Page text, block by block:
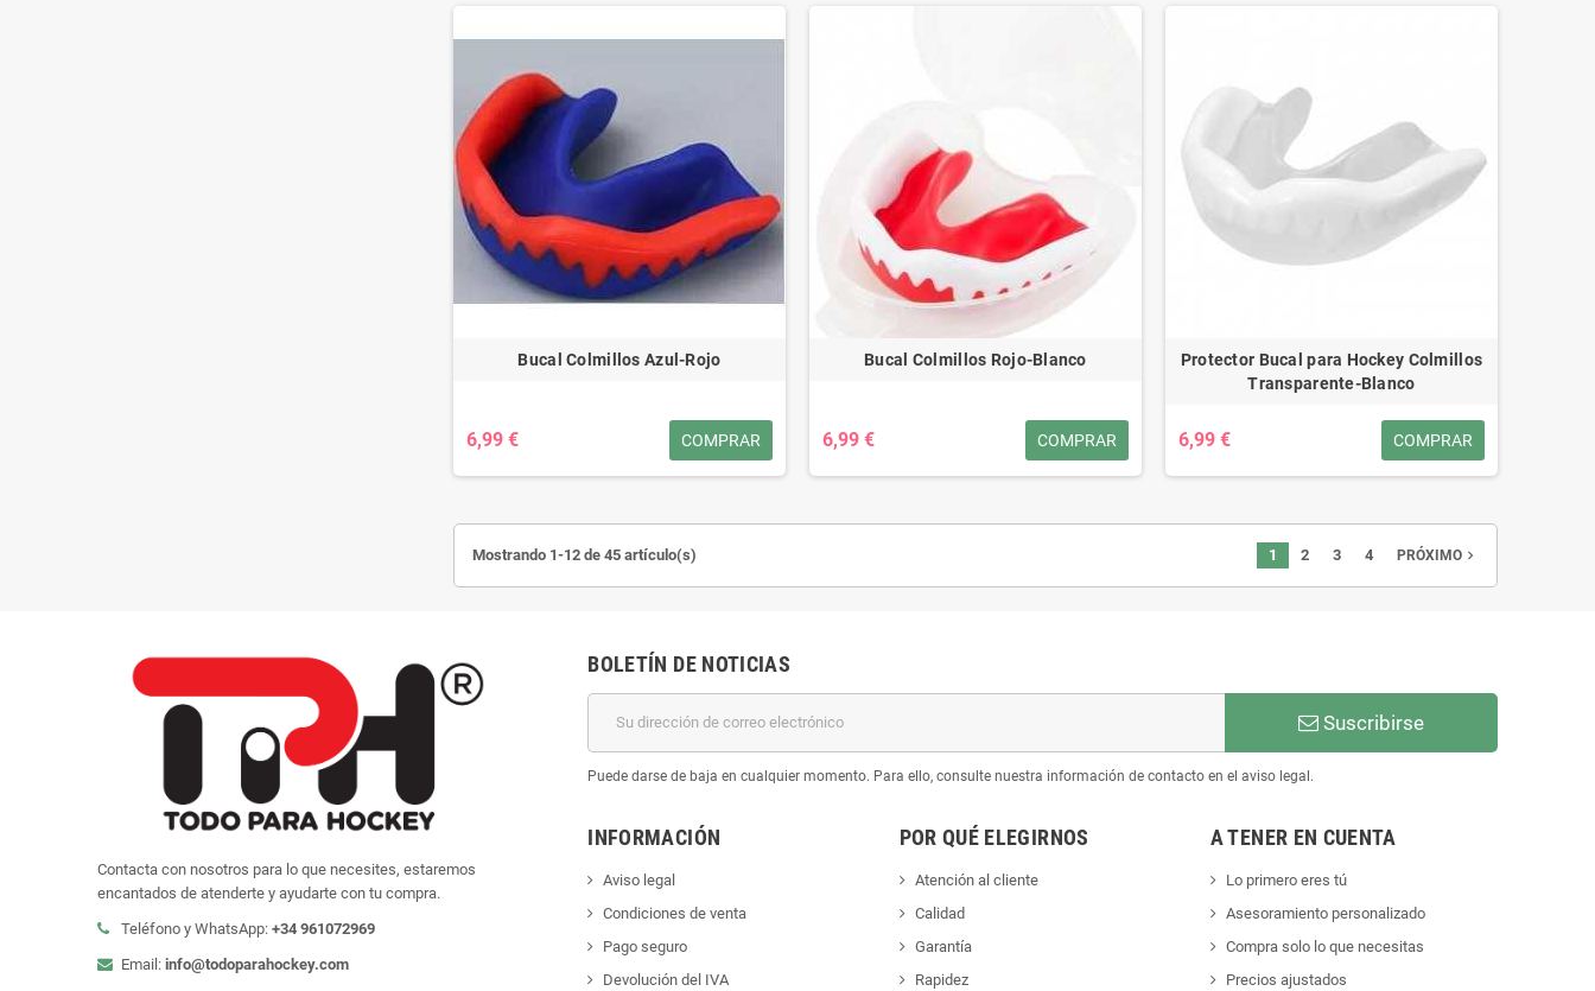
Bucal Colmillos Azul-Rojo
6,99 € COMPRAR
Bucal Colmillos Rojo-Blanco
6,99 € COMPRAR
Protector Bucal para Hockey Colmillos
Transparente-Blanco
6,99 € COMPRAR
Mostrando 1-12 de 45 artículo(s) 1 2 3 4 PRÓXIMOnavigate_next
Contacta con nosotros para lo que necesites, estaremos
encantados de atenderte y ayudarte con tu compra.
Teléfono y WhatsApp: +34 961072969
Email: info@todoparahockey.com
BOLETÍN DE NOTICIAS
Suscribirse
Puede darse de baja en cualquier momento. Para ello, consulte nuestra información de contacto en el aviso legal.
INFORMACIÓN
Aviso legal
Condiciones de venta
Pago seguro
Devolución del IVA
POR QUÉ ELEGIRNOS
Atención al cliente
Calidad
Garantía
Rapidez
A TENER EN CUENTA
Lo primero eres tú
Asesoramiento personalizado
Compra solo lo que necesitas
Precios ajustados